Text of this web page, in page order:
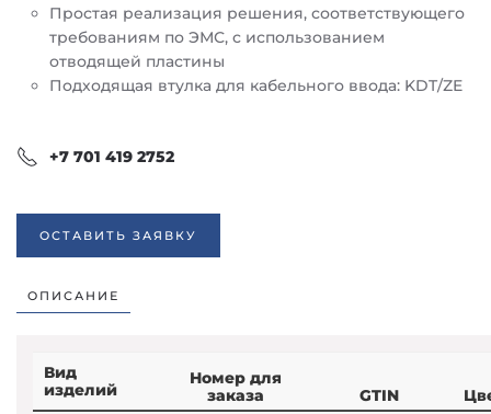
Простая реализация решения, соответствующего
требованиям по ЭМС, с использованием
отводящей пластины
Подходящая втулка для кабельного ввода: KDT/ZE
+7 701 419 2752
ОСТАВИТЬ ЗАЯВКУ
ОПИСАНИЕ
Вид
изделий
Номер для
заказа
GTIN